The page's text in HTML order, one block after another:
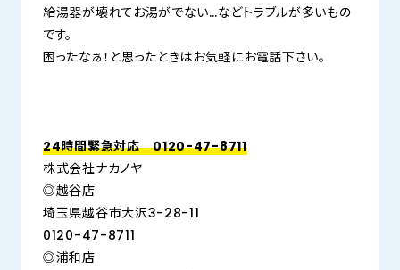
給湯器が壊れてお湯がでない…などトラブルが多いもの
です。
困ったなぁ！と思ったときはお気軽にお電話下さい。
24時間緊急対応 0120-47-8711
株式会社ナカノヤ
◎越谷店
埼玉県越谷市大沢3-28-11
0120-47-8711
◎浦和店